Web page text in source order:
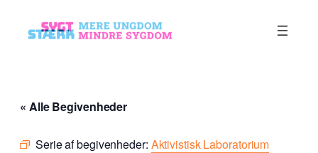
« Alle Begivenheder
Serie af begivenheder: Aktivistisk Laboratorium